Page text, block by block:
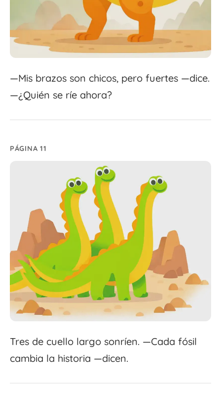
—Mis brazos son chicos, pero fuertes —dice.
—¿Quién se ríe ahora?
PÁGINA 11
Tres de cuello largo sonríen. —Cada fósil
cambia la historia —dicen.